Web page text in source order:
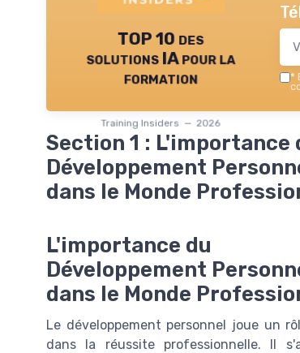
TOP 10 des
solutions IA pour la
formation
Training Insiders — 2026
*
Section 1 : L'importance
Développement
dans le Monde
L'importance du
Développement
dans le Monde
Le développement personnel joue un
dans la réussite professionnelle. Il